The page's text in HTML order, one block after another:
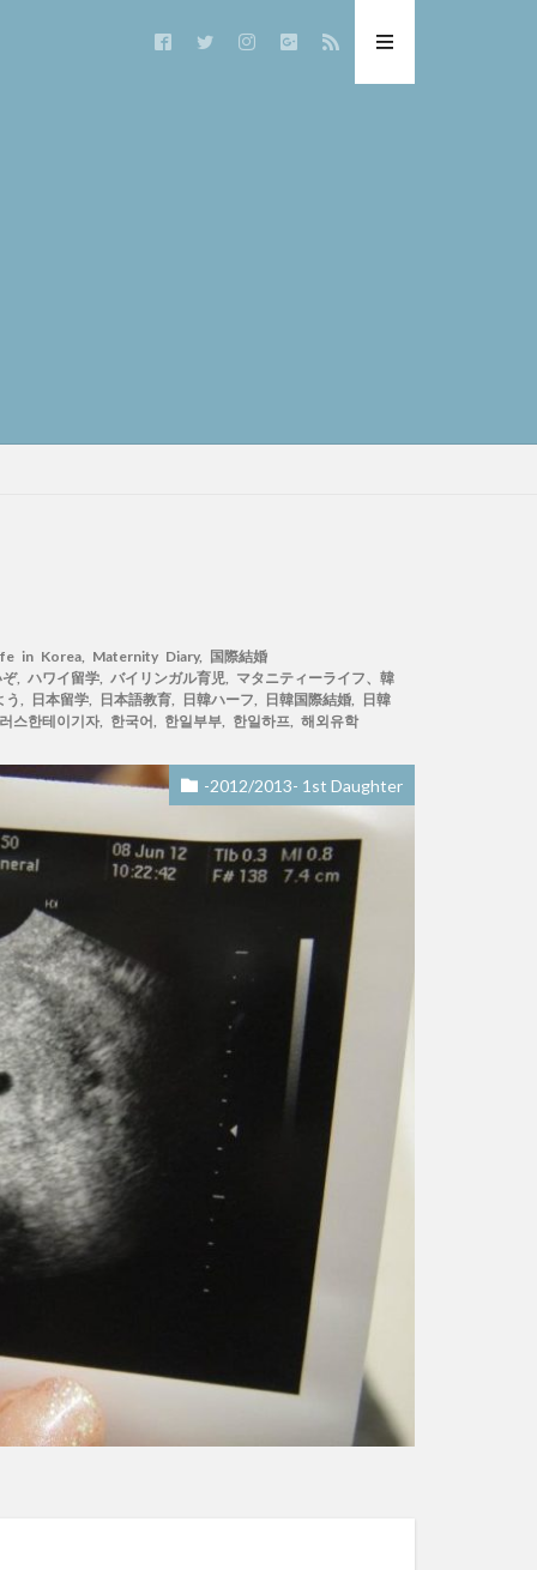
in Korea, Maternity Diary,
国際結婚
, ハワイ留学, バイリンガル育児
マタニティーライフ、韓
う
日本留学 日本語教育 日韓ハーフ 日韓国際結婚
日韓
스한테이기자
한국어 한일부부 한일하프 해외유학
-2012/2013- 1st Daughter